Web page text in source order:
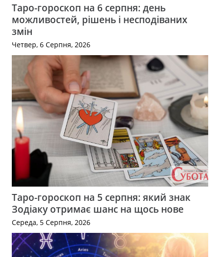
Таро-гороскоп на 6 серпня: день
можливостей, рішень і несподіваних
змін
Четвер, 6 Серпня, 2026
Таро-гороскоп на 5 серпня: який знак
Зодіаку отримає шанс на щось нове
Середа, 5 Серпня, 2026